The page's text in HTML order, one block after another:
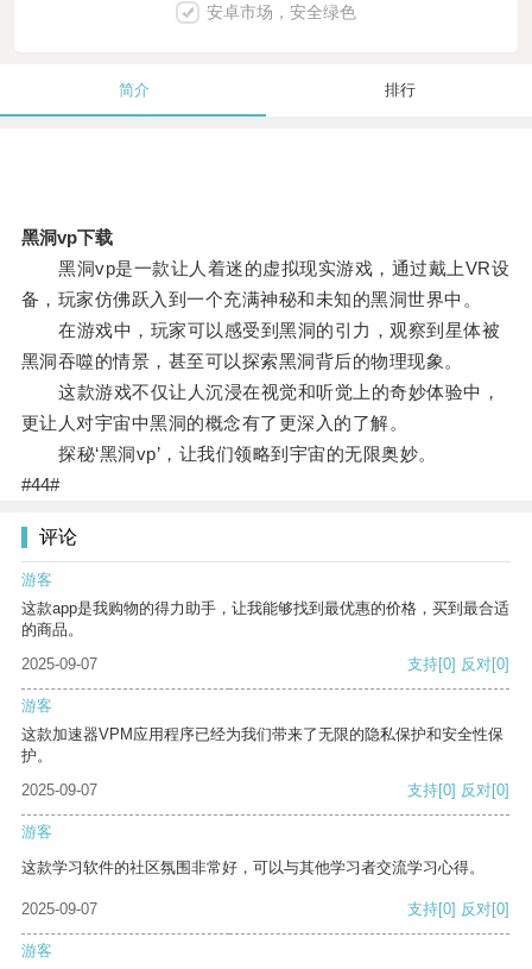
安卓市场，安全绿色
简介 排行
黑洞vp下载
黑洞vp是一款让人着迷的虚拟现实游戏，通过戴上VR设
备，玩家仿佛跃入到一个充满神秘和未知的黑洞世界中。
在游戏中，玩家可以感受到黑洞的引力，观察到星体被
黑洞吞噬的情景，甚至可以探索黑洞背后的物理现象。
这款游戏不仅让人沉浸在视觉和听觉上的奇妙体验中，
更让人对宇宙中黑洞的概念有了更深入的了解。
探秘‘黑洞vp’，让我们领略到宇宙的无限奥妙。
#44#
评论
游客
这款app是我购物的得力助手，让我能够找到最优惠的价格，买到最合适
的商品。
2025-09-07
支持[0] 反对[0]
游客
这款加速器VPM应用程序已经为我们带来了无限的隐私保护和安全性保
护。
2025-09-07
支持[0] 反对[0]
游客
这款学习软件的社区氛围非常好，可以与其他学习者交流学习心得。
2025-09-07 支持[0] 反对[0]
游客